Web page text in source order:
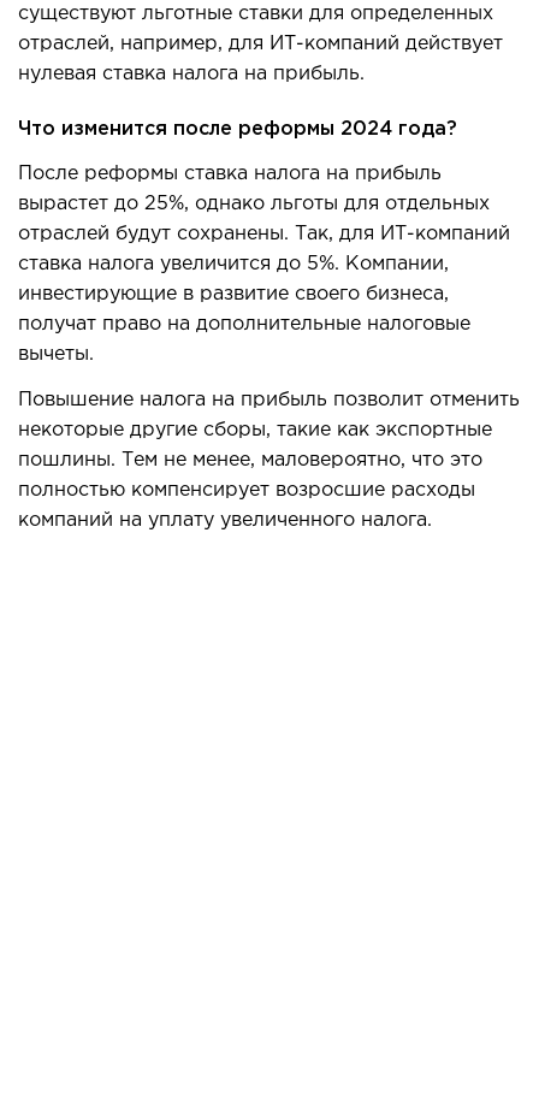
существуют льготные ставки для определенных
отраслей, например, для ИТ-компаний действует
нулевая ставка налога на прибыль.
Что изменится после реформы 2024 года?
После реформы ставка налога на прибыль
вырастет до 25%, однако льготы для отдельных
отраслей будут сохранены. Так, для ИТ-компаний
ставка налога увеличится до 5%. Компании,
инвестирующие в развитие своего бизнеса,
получат право на дополнительные налоговые
вычеты.
Повышение налога на прибыль позволит отменить
некоторые другие сборы, такие как экспортные
пошлины. Тем не менее, маловероятно, что это
полностью компенсирует возросшие расходы
компаний на уплату увеличенного налога.